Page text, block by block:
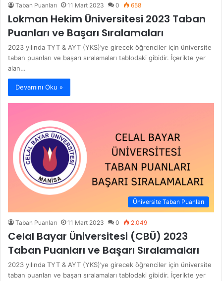
Taban Puanları 11 Mart 2023 0 658
Lokman Hekim Üniversitesi 2023 Taban
Puanları ve Başarı Sıralamaları
2023 yılında TYT & AYT (YKS)’ye girecek öğrenciler için üniversite
taban puanları ve başarı sıralamaları tablodaki gibidir. İçerikte yer
alan…
Devamını Oku »
Üniversite Taban Puanları
Taban Puanları 11 Mart 2023 0 2.049
Celal Bayar Üniversitesi (CBÜ) 2023
Taban Puanları ve Başarı Sıralamaları
2023 yılında TYT & AYT (YKS)’ye girecek öğrenciler için üniversite
taban puanları ve başarı sıralamaları tablodaki gibidir. İçerikte yer